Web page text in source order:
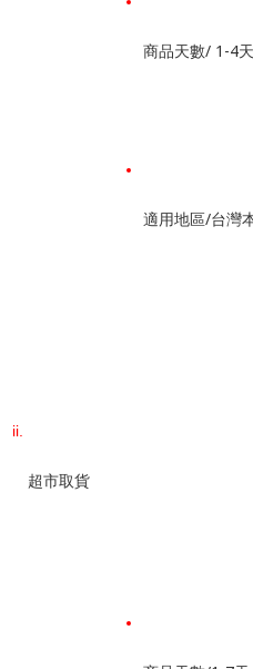
商品天數/ 1-4天
適用地區/台灣
超市取貨